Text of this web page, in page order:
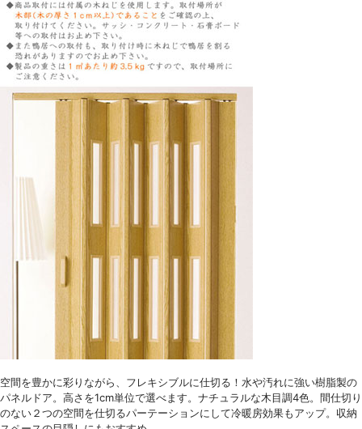
空間を豊かに彩りながら、フレキシブルに仕切る！水や汚れに強い樹脂製の
パネルドア。高さを1cm単位で選べます。ナチュラルな木目調4色。間仕切り
のない２つの空間を仕切るパーテーションにして冷暖房効果もアップ。収納